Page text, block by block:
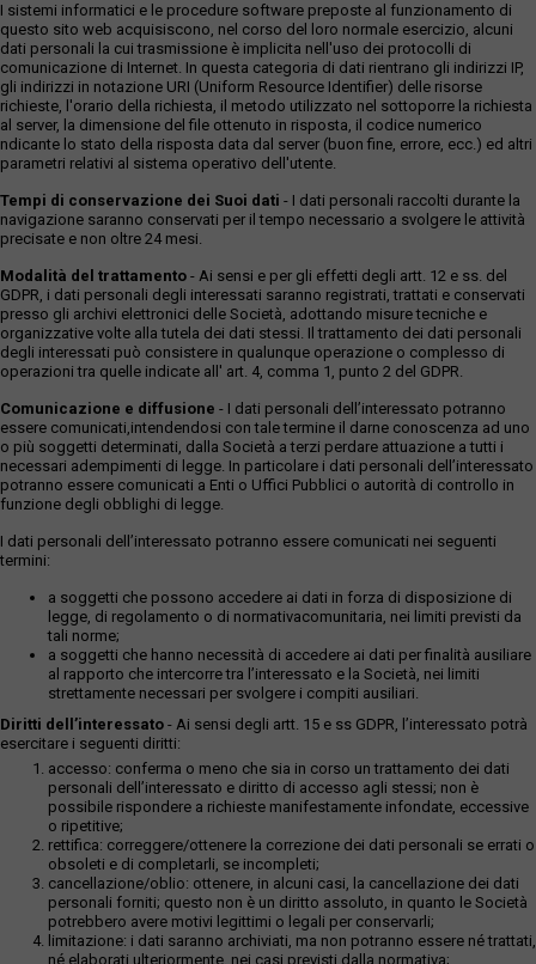
I sistemi informatici e le procedure software preposte al funzionamento di
questo sito web acquisiscono, nel corso del loro normale esercizio, alcuni
dati personali la cui trasmissione è implicita nell'uso dei protocolli di
comunicazione di Internet. In questa categoria di dati rientrano gli indirizzi IP,
gli indirizzi in notazione URI (Uniform Resource Identifier) delle risorse
richieste, l'orario della richiesta, il metodo utilizzato nel sottoporre la richiesta
al server, la dimensione del file ottenuto in risposta, il codice numerico
ndicante lo stato della risposta data dal server (buon fine, errore, ecc.) ed altri
parametri relativi al sistema operativo dell'utente.
Tempi di conservazione dei Suoi dati - I dati personali raccolti durante la
navigazione saranno conservati per il tempo necessario a svolgere le attività
precisate e non oltre 24 mesi.
Modalità del trattamento - Ai sensi e per gli effetti degli artt. 12 e ss. del
GDPR, i dati personali degli interessati saranno registrati, trattati e conservati
presso gli archivi elettronici delle Società, adottando misure tecniche e
organizzative volte alla tutela dei dati stessi. Il trattamento dei dati personali
degli interessati può consistere in qualunque operazione o complesso di
operazioni tra quelle indicate all' art. 4, comma 1, punto 2 del GDPR.
Comunicazione e diffusione - I dati personali dell’interessato potranno
essere comunicati,intendendosi con tale termine il darne conoscenza ad uno
o più soggetti determinati, dalla Società a terzi perdare attuazione a tutti i
necessari adempimenti di legge. In particolare i dati personali dell’interessato
potranno essere comunicati a Enti o Uffici Pubblici o autorità di controllo in
funzione degli obblighi di legge.
I dati personali dell’interessato potranno essere comunicati nei seguenti
termini:
a soggetti che possono accedere ai dati in forza di disposizione di
legge, di regolamento o di normativacomunitaria, nei limiti previsti da
tali norme;
a soggetti che hanno necessità di accedere ai dati per finalità ausiliare
al rapporto che intercorre tra l’interessato e la Società, nei limiti
strettamente necessari per svolgere i compiti ausiliari.
Diritti dell’interessato - Ai sensi degli artt. 15 e ss GDPR, l’interessato potrà
esercitare i seguenti diritti:
accesso: conferma o meno che sia in corso un trattamento dei dati
personali dell’interessato e diritto di accesso agli stessi; non è
possibile rispondere a richieste manifestamente infondate, eccessive
o ripetitive;
rettifica: correggere/ottenere la correzione dei dati personali se errati o
obsoleti e di completarli, se incompleti;
cancellazione/oblio: ottenere, in alcuni casi, la cancellazione dei dati
personali forniti; questo non è un diritto assoluto, in quanto le Società
potrebbero avere motivi legittimi o legali per conservarli;
limitazione: i dati saranno archiviati, ma non potranno essere né trattati,
né elaborati ulteriormente, nei casi previsti dalla normativa;